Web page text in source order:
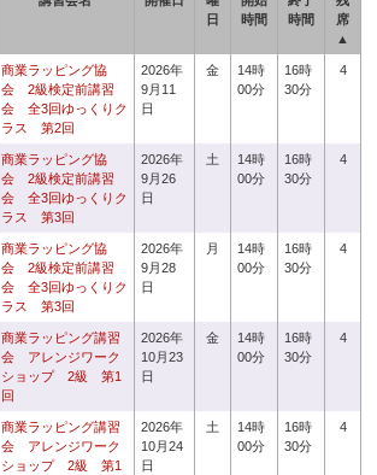
日
時間
時間
席
▲
商業ラッピング協
会 2級検定前講習
会 全3回ゆっくりク
ラス 第2回
2026年
9月11
日
金
14時
00分
16時
30分
4
商業ラッピング協
会 2級検定前講習
会 全3回ゆっくりク
ラス 第3回
2026年
9月26
日
土
14時
00分
16時
30分
4
商業ラッピング協
会 2級検定前講習
会 全3回ゆっくりク
ラス 第3回
2026年
9月28
日
月
14時
00分
16時
30分
4
商業ラッピング講習
会 アレンジワーク
ショップ 2級 第1
回
2026年
10月23
日
金
14時
00分
16時
30分
4
商業ラッピング講習
会 アレンジワーク
ショップ 2級 第1
2026年
10月24
日
土
14時
00分
16時
30分
4